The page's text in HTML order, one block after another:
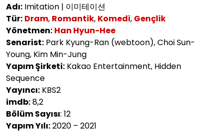
Adı: Imitation | 이미테이션
Tür: Dram, Romantik, Komedi, Gençlik
Yönetmen: Han Hyun-Hee
Senarist: Park Kyung-Ran (webtoon), Choi Sun-
Young, Kim Min-Jung
Yapım Şirketi: Kakao Entertainment, Hidden
Sequence
Yayıncı: KBS2
imdb:8,2
Bölüm Sayısı: 12
Yapım Yılı:2020 – 2021